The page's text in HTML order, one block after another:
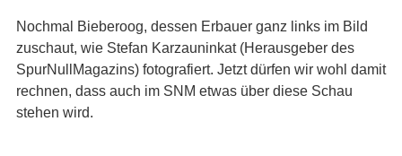
Nochmal Bieberoog, dessen Erbauer ganz links im Bild
zuschaut, wie Stefan Karzauninkat (Herausgeber des
SpurNullMagazins) fotografiert. Jetzt dürfen wir wohl damit
rechnen, dass auch im SNM etwas über diese Schau
stehen wird.